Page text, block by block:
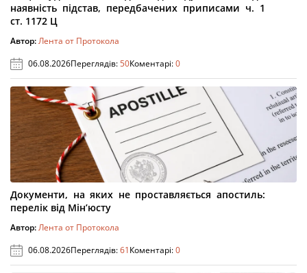
наявність підстав, передбачених приписами ч. 1
ст. 1172 Ц
Автор:Лента от Протокола
06.08.2026Переглядів:50Коментарі:0
Документи, на яких не проставляється апостиль:
перелік від Мін’юсту
Автор:Лента от Протокола
06.08.2026Переглядів:61Коментарі:0